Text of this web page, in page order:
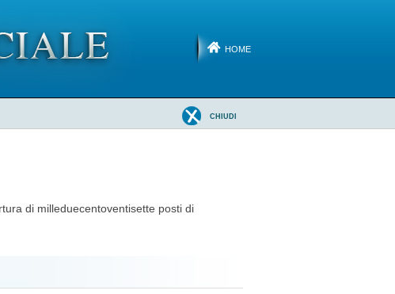
HOME
CHIUDI
di milleduecentoventisette posti di